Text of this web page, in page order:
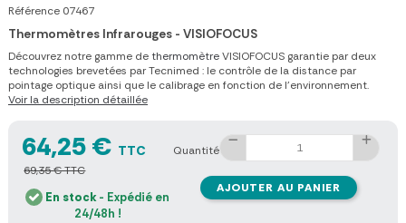
Référence 07467
Thermomètres Infrarouges - VISIOFOCUS
Découvrez notre gamme de thermomètreVISIOFOCUS garantie par deux
technologies brevetées par Tecnimed : le contrôle de la distance par
pointage optique ainsi que le calibrage en fonction de l'environnement.
Voir la description détaillée
64,25 € TTC
69,35 € TTC
En stock- Expédié en
24/48h !
Quantité
AJOUTER AU PANIER